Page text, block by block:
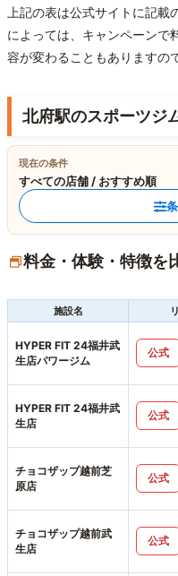
上記の表は公式サイトに記載
によっては、キャンペーンで
容が変わることもありますの
北府駅のスポーツジ
現在の条件
すべての店舗 / おすすめ順
料金・体験・特徴を
施設名
HYPER FIT 24福井武
生店パワージム
公式
HYPER FIT 24福井武
生店
公式
チョコザップ越前芝
原店
公式
チョコザップ越前武
生店
公式